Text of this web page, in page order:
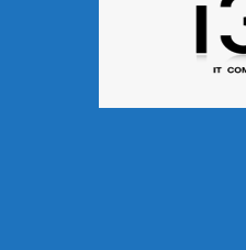
ข่าว
ไอที
ข้อมูล